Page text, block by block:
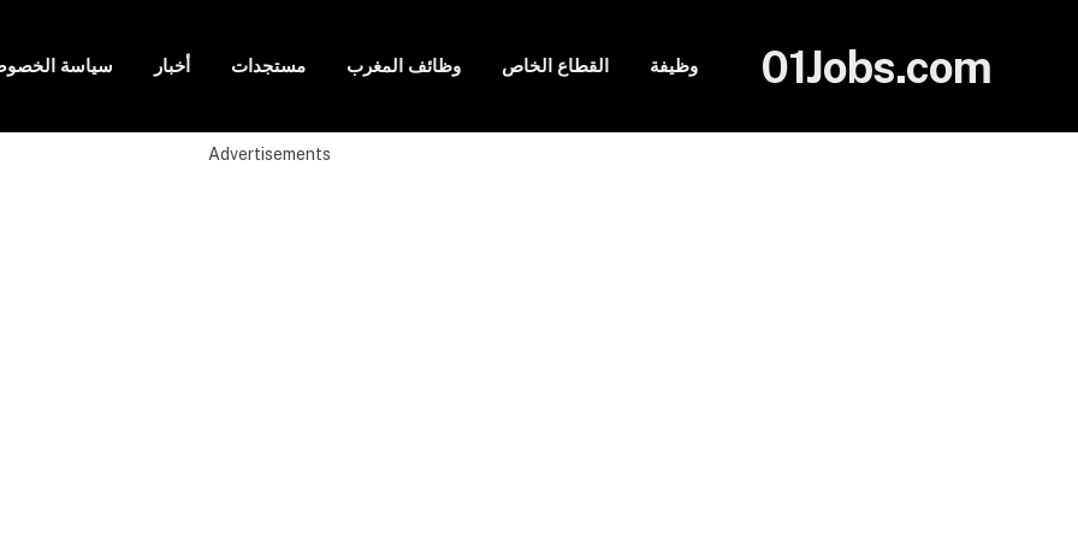
01Jobs.com وظيفة القطاع الخاص وظائف المغرب مستجدات أخبار سياسة
Advertisements